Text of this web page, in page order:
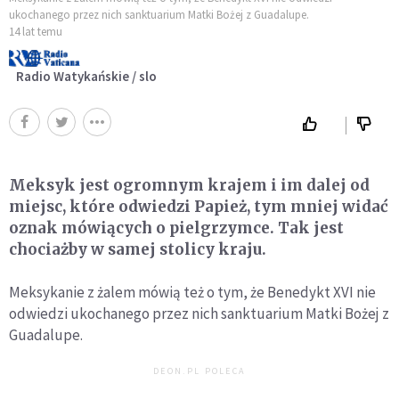
ukochanego przez nich sanktuarium Matki Bożej z Guadalupe.
14 lat temu
Radio Watykańskie / slo
Meksyk jest ogromnym krajem i im dalej od
miejsc, które odwiedzi Papież, tym mniej widać
oznak mówiących o pielgrzymce. Tak jest
chociażby w samej stolicy kraju.
Meksykanie z żalem mówią też o tym, że Benedykt XVI nie
odwiedzi ukochanego przez nich sanktuarium Matki Bożej z
Guadalupe.
DEON.PL POLECA